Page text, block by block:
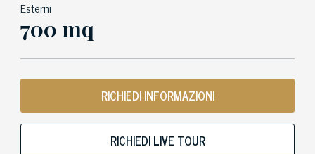
Esterni
700 mq
RICHIEDI INFORMAZIONI
RICHIEDI LIVE TOUR